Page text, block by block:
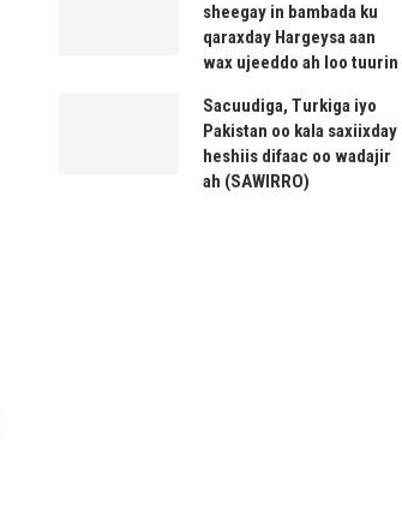
sheegay in bambada ku
qaraxday Hargeysa aan
wax ujeeddo ah loo tuurin
Sacuudiga, Turkiga iyo
Pakistan oo kala saxiixday
heshiis difaac oo wadajir
ah (SAWIRRO)